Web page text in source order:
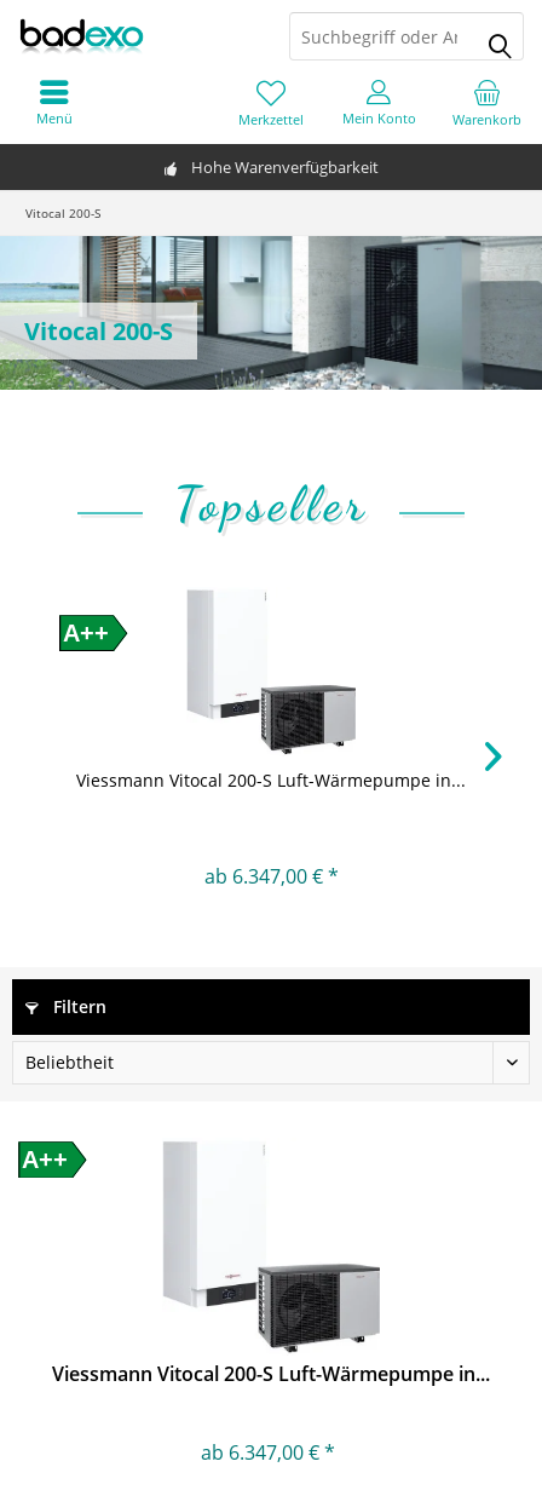
Hohe Warenverfügbarkeit
Warenkorb
Merkzettel Mein Konto
Menü
Vitocal 200-S
Vitocal 200-S
Topseller
A++
Viessmann Vitocal 200-S Luft-Wärmepumpe in...
ab 6.347,00 € *
Filtern
A++
Viessmann Vitocal 200-S Luft-Wärmepumpe in...
ab 6.347,00 € *